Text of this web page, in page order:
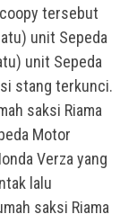
tersebut
unit Sepeda
unit Sepeda
stang terkunci.
saksi Riama
Motor
Verza yang
lalu
saksi Riama